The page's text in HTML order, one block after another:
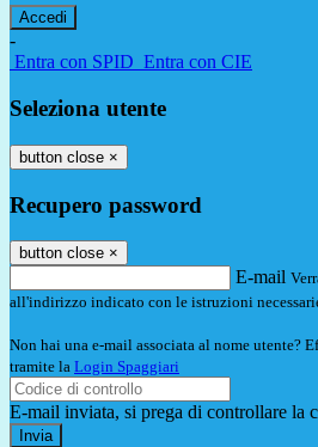
-
Entra con SPID Entra con CIE
Seleziona utente
button close ×
Recupero password
button close ×
E-mail
all'indirizzo indicato con le istruzioni
Non hai una e-mail associata al nome utente?
tramite la Login Spaggiari
E-mail inviata, si prega di controllare la